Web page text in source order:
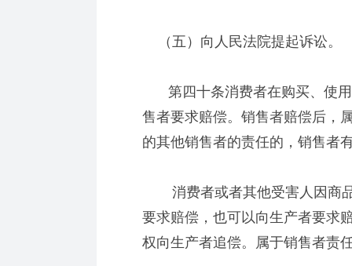
（五）向人民法院提起诉讼。
第四十条消费者在购买、使用
售者要求赔偿。销售者赔偿后，
的其他销售者的责任的，销售者
消费者或者其他受害人因商品
要求赔偿，也可以向生产者要求
权向生产者追偿。属于销售者责